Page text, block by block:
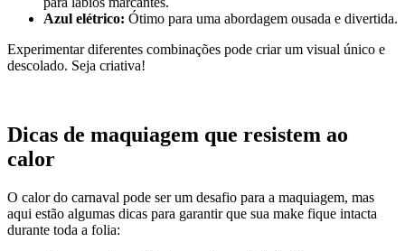
Azul elétrico: Ótimo para uma abordagem ousada e divertida.
Experimentar diferentes combinações pode criar um visual único e
descolado. Seja criativa!
Dicas de maquiagem que resistem ao
calor
O calor do carnaval pode ser um desafio para a maquiagem, mas
aqui estão algumas dicas para garantir que sua make fique intacta
durante toda a folia: